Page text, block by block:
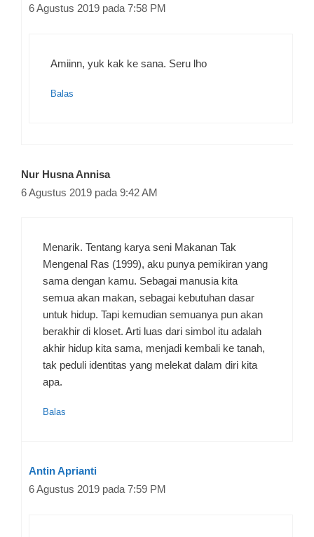
6 Agustus 2019 pada 7:58 PM
Amiinn, yuk kak ke sana. Seru lho
Balas
Nur Husna Annisa
6 Agustus 2019 pada 9:42 AM
Menarik. Tentang karya seni Makanan Tak
Mengenal Ras (1999), aku punya pemikiran yang
sama dengan kamu. Sebagai manusia kita
semua akan makan, sebagai kebutuhan dasar
untuk hidup. Tapi kemudian semuanya pun akan
berakhir di kloset. Arti luas dari simbol itu adalah
akhir hidup kita sama, menjadi kembali ke tanah,
tak peduli identitas yang melekat dalam diri kita
apa.
Balas
Antin Aprianti
6 Agustus 2019 pada 7:59 PM